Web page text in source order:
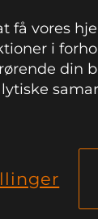
få vores
i
din